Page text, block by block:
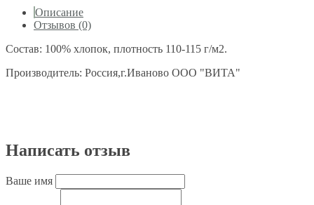
Описание
Отзывов (0)
Состав: 100% хлопок, плотность 110-115 г/м2.
Производитель: Россия,г.Иваново ООО "ВИТА"
Написать отзыв
Ваше имя